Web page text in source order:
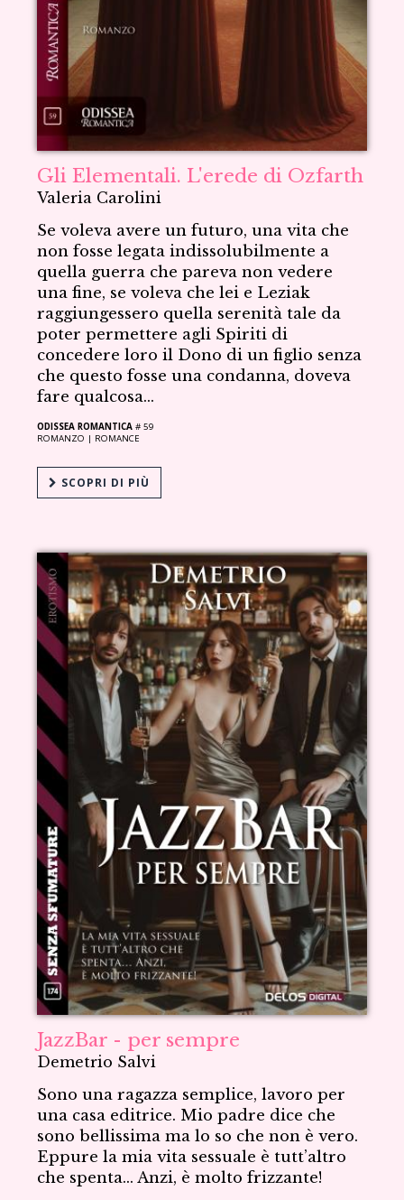
Gli Elementali. L'erede di Ozfarth
Valeria Carolini
Se voleva avere un futuro, una vita che
non fosse legata indissolubilmente a
quella guerra che pareva non vedere
una fine, se voleva che lei e Leziak
raggiungessero quella serenità tale da
poter permettere agli Spiriti di
concedere loro il Dono di un figlio senza
che questo fosse una condanna, doveva
fare qualcosa...
ODISSEA ROMANTICA # 59
ROMANZO | ROMANCE
SCOPRI DI PIÙ
JazzBar - per sempre
Demetrio Salvi
Sono una ragazza semplice, lavoro per
una casa editrice. Mio padre dice che
sono bellissima ma lo so che non è vero.
Eppure la mia vita sessuale è tutt’altro
che spenta… Anzi, è molto frizzante!